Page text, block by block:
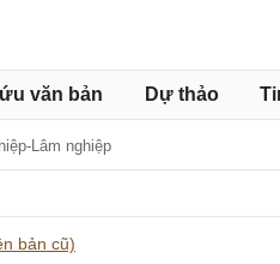
văn bản Dự thảo
Lâm nghiệp
bản cũ)